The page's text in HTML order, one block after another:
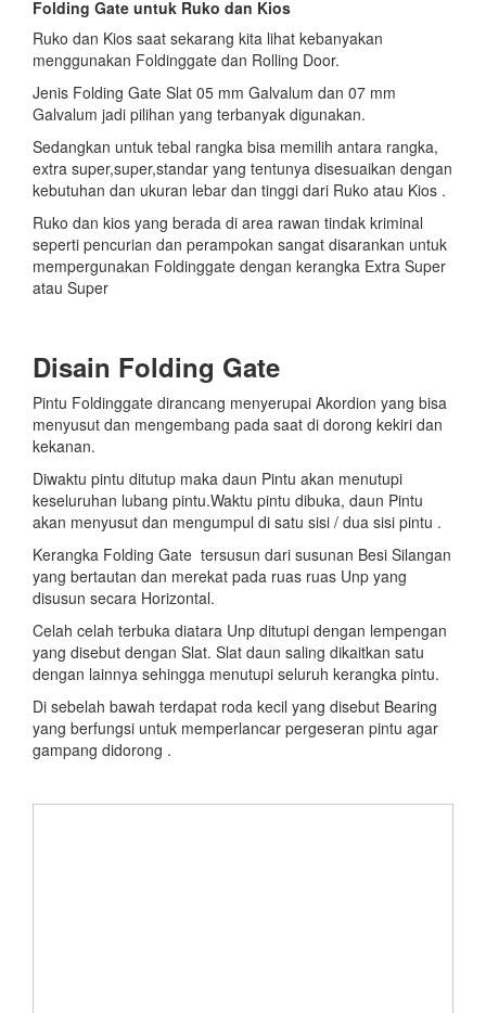
Folding Gate untuk Ruko dan Kios
Ruko dan Kios saat sekarang kita lihat kebanyakan
menggunakan Foldinggate dan Rolling Door.
Jenis Folding Gate Slat 05 mm Galvalum dan 07 mm
Galvalum jadi pilihan yang terbanyak digunakan.
Sedangkan untuk tebal rangka bisa memilih antara rangka,
extra super,super,standar yang tentunya disesuaikan dengan
kebutuhan dan ukuran lebar dan tinggi dari Ruko atau Kios .
Ruko dan kios yang berada di area rawan tindak kriminal
seperti pencurian dan perampokan sangat disarankan untuk
mempergunakan Foldinggate dengan kerangka Extra Super
atau Super
Disain Folding Gate
Pintu Foldinggate dirancang menyerupai Akordion yang bisa
menyusut dan mengembang pada saat di dorong kekiri dan
kekanan.
Diwaktu pintu ditutup maka daun Pintu akan menutupi
keseluruhan lubang pintu.Waktu pintu dibuka, daun Pintu
akan menyusut dan mengumpul di satu sisi / dua sisi pintu .
Kerangka Folding Gate tersusun dari susunan Besi Silangan
yang bertautan dan merekat pada ruas ruas Unp yang
disusun secara Horizontal.
Celah celah terbuka diatara Unp ditutupi dengan lempengan
yang disebut dengan Slat. Slat daun saling dikaitkan satu
dengan lainnya sehingga menutupi seluruh kerangka pintu.
Di sebelah bawah terdapat roda kecil yang disebut Bearing
yang berfungsi untuk memperlancar pergeseran pintu agar
gampang didorong .